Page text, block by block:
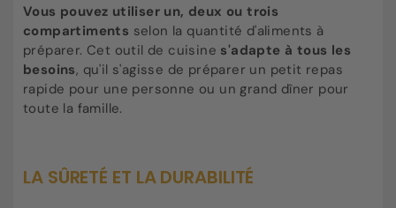
Vous pouvez utiliser un, deux ou trois
compartiments selon la quantité d'aliments à
préparer. Cet outil de cuisine s'adapte à tous les
besoins, qu'il s'agisse de préparer un petit repas
rapide pour une personne ou un grand dîner pour
toute la famille.
LA SÛRETÉ ET LA DURABILITÉ